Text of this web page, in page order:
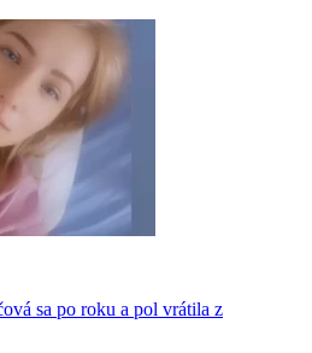
sa po roku a pol vrátila z